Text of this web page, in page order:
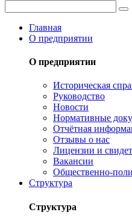
Главная
О предприятии
О предприятии
Историческая
Руководство
Новости
Нормативные
Отчётная
Отзывы о нас
Лицензии и
Вакансии
Общественно-
Структура
Структура